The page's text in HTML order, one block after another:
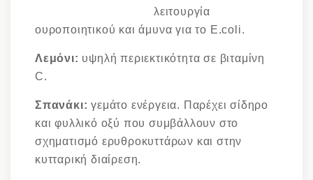
λειτουργία
ουροποιητικού και άμυνα για το E.coli.
Λεμόνι: υψηλή περιεκτικότητα σε βιταμίνη
C.
Σπανάκι: γεμάτο ενέργεια. Παρέχει σίδηρο
και φυλλικό οξύ που συμβάλλουν στο
σχηματισμό ερυθροκυττάρων και στην
κυτταρική διαίρεση.